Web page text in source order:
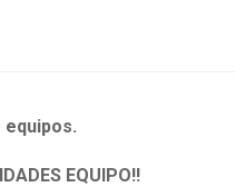
EQUIPO!!